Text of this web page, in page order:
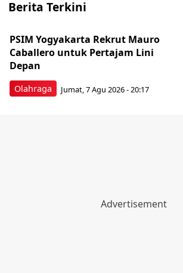
Berita Terkini
Olahraga
PSIM Yogyakarta Rekrut Mauro
Caballero untuk Pertajam Lini
Depan
Jumat, 7 Agu 2026 - 20:17